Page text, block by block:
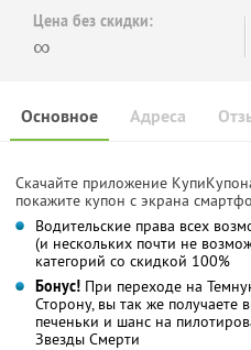
Цена без скидки:
∞
Основное Адреса
Скачайте приложение
покажите купон с экрана
Водительские права всех
(и нескольких почти не
категорий со скидкой 100%
Бонус! При переходе на
Сторону, вы так же получаете
печеньки и шанс на
Звезды Смерти